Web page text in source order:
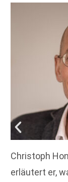
Christoph
erläutert er,